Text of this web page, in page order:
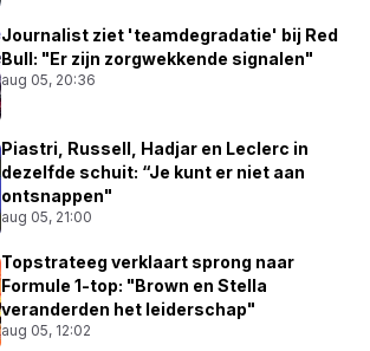
Journalist ziet 'teamdegradatie' bij Red
Bull: "Er zijn zorgwekkende signalen"
aug 05, 20:36
Piastri, Russell, Hadjar en Leclerc in
dezelfde schuit: “Je kunt er niet aan
ontsnappen"
aug 05, 21:00
Topstrateeg verklaart sprong naar
Formule 1-top: "Brown en Stella
veranderden het leiderschap"
aug 05, 12:02